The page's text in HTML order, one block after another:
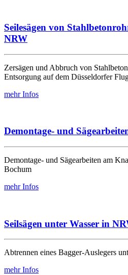
Seilesägen von
NRW
Zersägen und Abbruch von
Entsorgung auf dem Düsseldorfer
mehr Infos
Demontage- und
Demontage- und Sägearbeiten am
Bochum
mehr Infos
Seilsägen unter Wasser in
Abtrennen eines Bagger-Auslegers
mehr Infos